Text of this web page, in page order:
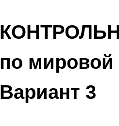
по мировой
Вариант 3